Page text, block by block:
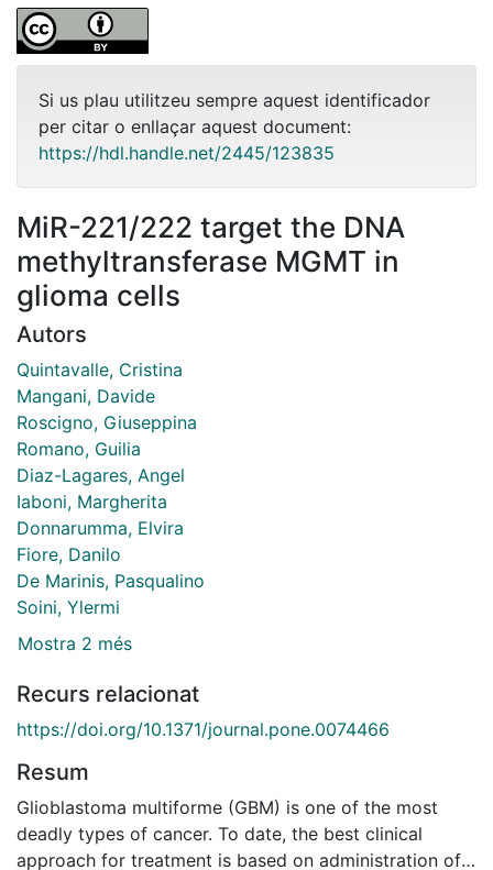
Si us plau utilitzeu sempre aquest identificador
per citar o enllaçar aquest document:
https://hdl.handle.net/2445/123835
MiR-221/222 target the DNA
methyltransferase MGMT in
glioma cells
Autors
Quintavalle, Cristina
Mangani, Davide
Roscigno, Giuseppina
Romano, Guilia
Diaz-Lagares, Angel
Iaboni, Margherita
Donnarumma, Elvira
Fiore, Danilo
De Marinis, Pasqualino
Soini, Ylermi
Mostra 2 més
Recurs relacionat
https://doi.org/10.1371/journal.pone.0074466
Resum
Glioblastoma multiforme (GBM) is one of the most
deadly types of cancer. To date, the best clinical
approach for treatment is based on administration of